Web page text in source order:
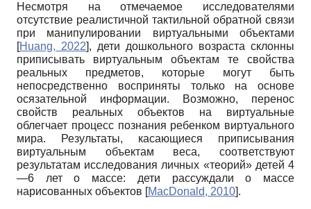
Несмотря на отмечаемое исследователями
отсутствие реалистичной тактильной обратной связи
при манипулировании виртуальными объектами
[Huang, 2022], дети дошкольного возраста склонны
приписывать виртуальным объектам те свойства
реальных предметов, которые могут быть
непосредственно восприняты только на основе
осязательной информации. Возможно, перенос
свойств реальных объектов на виртуальные
облегчает процесс познания ребенком виртуального
мира. Результаты, касающиеся приписывания
виртуальным объектам веса, соответствуют
результатам исследования личных «теорий» детей 4
—6 лет о массе: дети рассуждали о массе
нарисованных объектов [MacDonald, 2010].